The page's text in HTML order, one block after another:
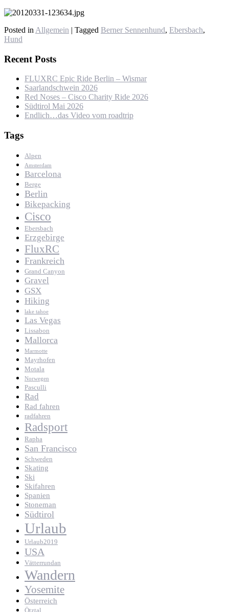
Posted in Allgemein | Tagged Berner Sennenhund, Ebersbach,
Hund
Recent Posts
FLUXRC Epic Ride Berlin – Wismar
Saarlandschwein 2026
Red Noses – Cisco Charity Ride 2026
Südtirol Mai 2026
Endlich…das Video vom roadtrip
Tags
Alpen
Amsterdam
Barcelona
Berge
Berlin
Bikepacking
Cisco
Ebersbach
Erzgebirge
FluxRC
Frankreich
Grand Canyon
Gravel
GSX
Hiking
lake tahoe
Las Vegas
Lissabon
Mallorca
Marmotte
Mayrhofen
Motala
Norwegen
Pasculli
Rad
Rad fahren
radfahren
Radsport
Rapha
San Francisco
Schweden
Skating
Ski
Skifahren
Spanien
Stoneman
Südtirol
Urlaub
Urlaub2019
USA
Vätterrundan
Wandern
Yosemite
Österreich
Ötztal